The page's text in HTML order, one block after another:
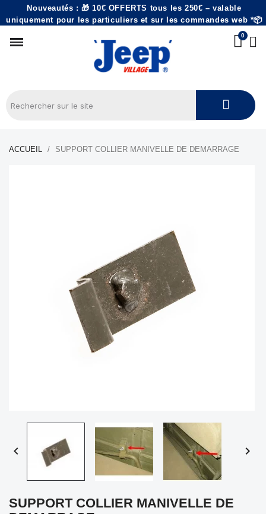
Nouveautés : 🎁 10€ OFFERTS tous les 250€ – valable
uniquement pour les particuliers et sur les commandes web *📦
ACCUEIL SUPPORT COLLIER MANIVELLE DE DEMARRAGE
 
SUPPORT COLLIER MANIVELLE DE